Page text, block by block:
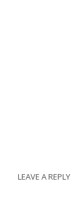
LEAVE A REPLY